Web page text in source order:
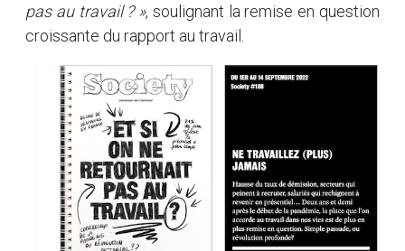
pas au travail ? », soulignant la remise en question
croissante du rapport au travail.